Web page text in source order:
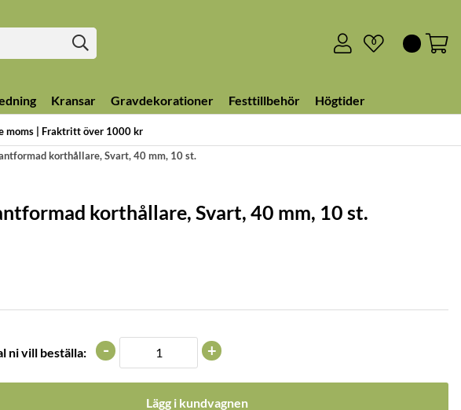
moms | Fraktritt över 1000 kr
0
Kransar Gravdekorationer Festtillbehör Högtider
korthållare, Svart, 40 mm, 10 st.
korthållare, Svart, 40 mm, 10 st.
ni vill beställa: +
-
Lägg i kundvagnen